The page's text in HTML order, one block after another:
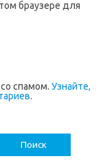
браузере для
спамом. Узнайте,
.